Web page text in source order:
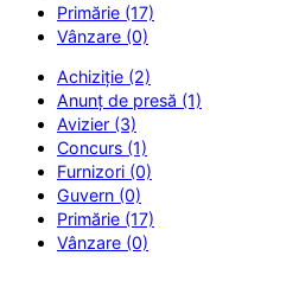
Primărie (17)
Vânzare (0)
Achiziție (2)
Anunț de presă (1)
Avizier (3)
Concurs (1)
Furnizori (0)
Guvern (0)
Primărie (17)
Vânzare (0)